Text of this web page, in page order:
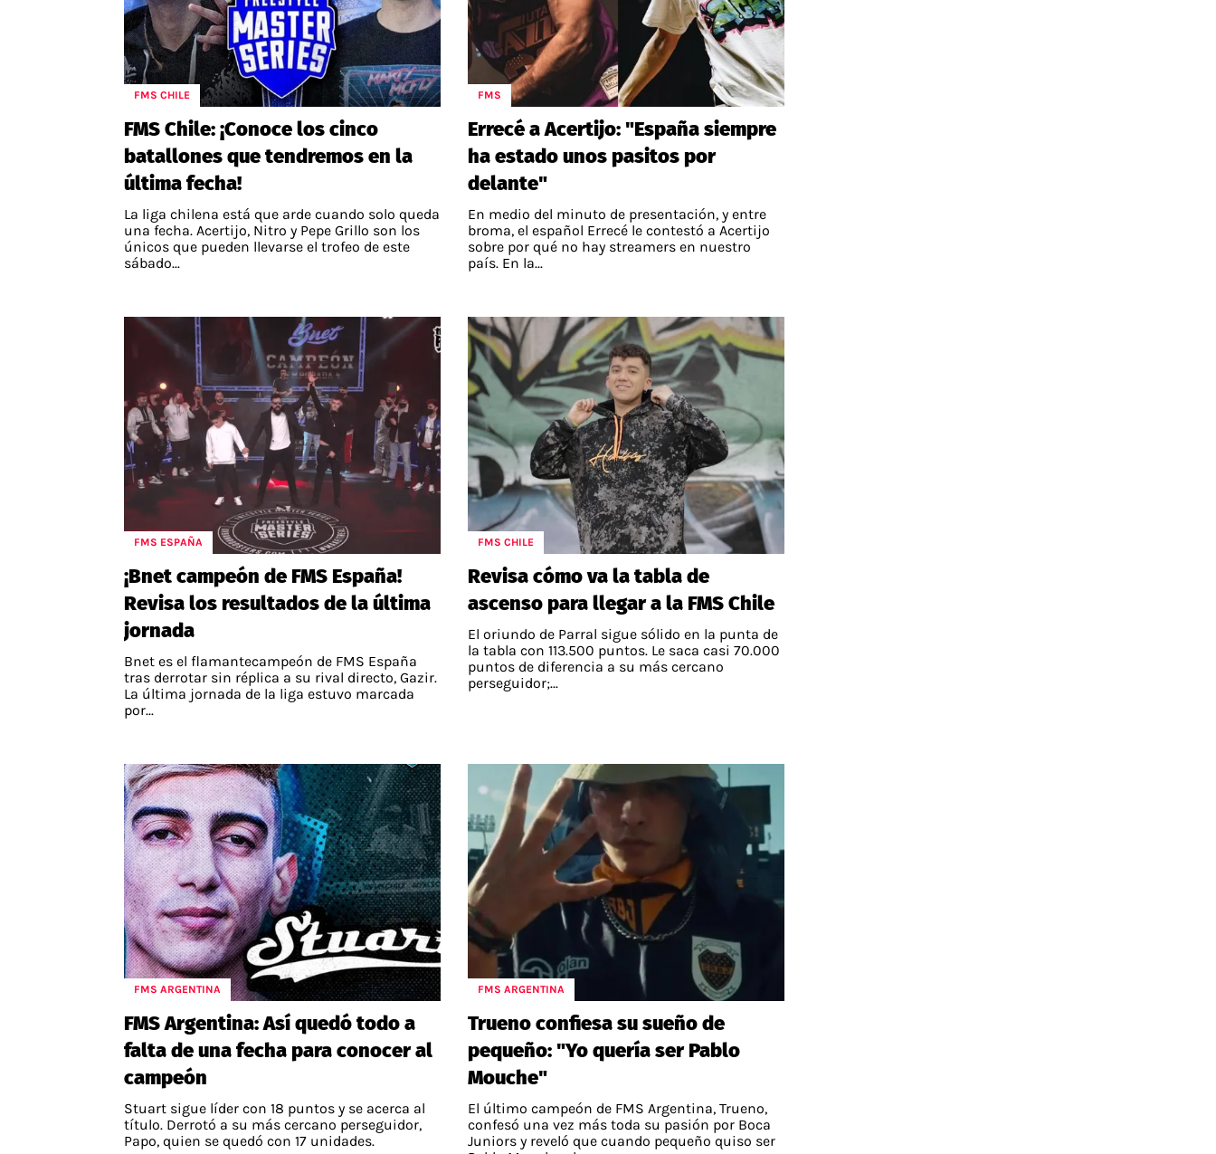
FMS CHILE
FMS Chile: ¡Conoce los cinco
batallones que tendremos en la
última fecha!
La liga chilena está que arde cuando solo queda
una fecha. Acertijo, Nitro y Pepe Grillo son los
únicos que pueden llevarse el trofeo de este
sábado...
FMS
Errecé a Acertijo: "España siempre
ha estado unos pasitos por
delante"
En medio del minuto de presentación, y entre
broma, el español Errecé le contestó a Acertijo
sobre por qué no hay streamers en nuestro
país. En la...
FMS ESPAÑA
¡Bnet campeón de FMS España!
Revisa los resultados de la última
jornada
Bnet es el flamantecampeón de FMS España
tras derrotar sin réplica a su rival directo, Gazir.
La última jornada de la liga estuvo marcada
por...
FMS CHILE
Revisa cómo va la tabla de
ascenso para llegar a la FMS Chile
El oriundo de Parral sigue sólido en la punta de
la tabla con 113.500 puntos. Le saca casi 70.000
puntos de diferencia a su más cercano
perseguidor;...
FMS ARGENTINA
FMS Argentina: Así quedó todo a
falta de una fecha para conocer al
campeón
Stuart sigue líder con 18 puntos y se acerca al
título. Derrotó a su más cercano perseguidor,
Papo, quien se quedó con 17 unidades.
FMS ARGENTINA
Trueno confiesa su sueño de
pequeño: "Yo quería ser Pablo
Mouche"
El último campeón de FMS Argentina, Trueno,
confesó una vez más toda su pasión por Boca
Juniors y reveló que cuando pequeño quiso ser